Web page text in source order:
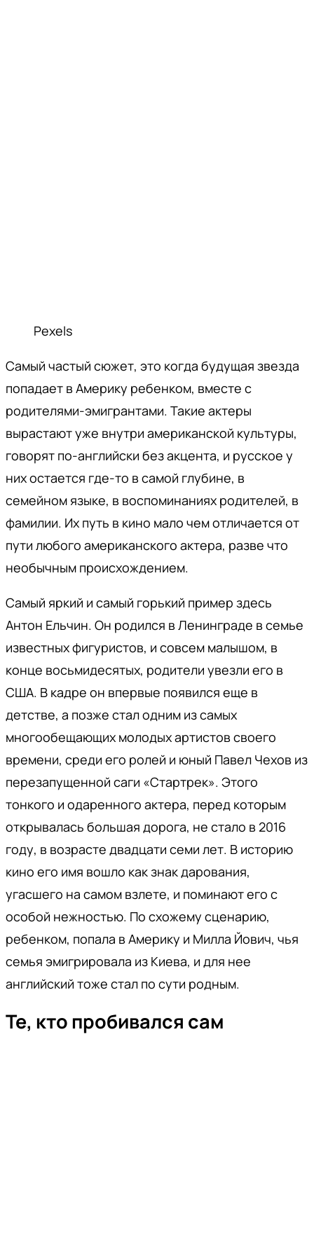
Pexels
Самый частый сюжет, это когда будущая звезда
попадает в Америку ребенком, вместе с
родителями-эмигрантами. Такие актеры
вырастают уже внутри американской культуры,
говорят по-английски без акцента, и русское у
них остается где-то в самой глубине, в
семейном языке, в воспоминаниях родителей, в
фамилии. Их путь в кино мало чем отличается от
пути любого американского актера, разве что
необычным происхождением.
Самый яркий и самый горький пример здесь
Антон Ельчин. Он родился в Ленинграде в семье
известных фигуристов, и совсем малышом, в
конце восьмидесятых, родители увезли его в
США. В кадре он впервые появился еще в
детстве, а позже стал одним из самых
многообещающих молодых артистов своего
времени, среди его ролей и юный Павел Чехов из
перезапущенной саги «Стартрек». Этого
тонкого и одаренного актера, перед которым
открывалась большая дорога, не стало в 2016
году, в возрасте двадцати семи лет. В историю
кино его имя вошло как знак дарования,
угасшего на самом взлете, и поминают его с
особой нежностью. По схожему сценарию,
ребенком, попала в Америку и Милла Йович, чья
семья эмигрировала из Киева, и для нее
английский тоже стал по сути родным.
Те, кто пробивался сам